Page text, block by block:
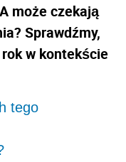
może czekają
Sprawdźmy,
w kontekście
tego